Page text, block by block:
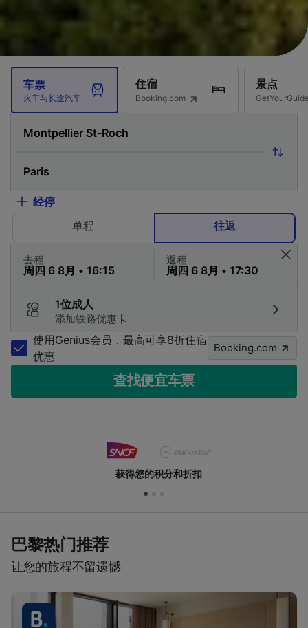
车票
火车与长途汽车
住宿
Booking.com
景点
经停
单程
往返
去程 返程
1位成人
添加铁路优惠卡
使用Genius会员，最高可享8折住宿
优惠
Booking.com
查找便宜车票
获得您的积分和折扣
巴黎热门推荐
让您的旅程不留遗憾